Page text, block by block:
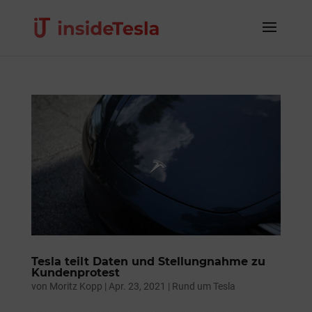
Tesla teilt Daten und Stellungnahme zu
Kundenprotest
von Moritz Kopp | Apr. 23, 2021 | Rund um Tesla